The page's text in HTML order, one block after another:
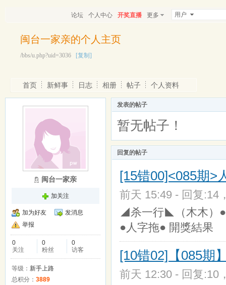
论坛 个人中心 开奖直播 更多 用户
闽台一家亲的个人主页
/bbs/u.php?uid=3036 [复制]
首页 新鲜事 日志 相册 帖子 个人资料
闽台一家亲
加关注
加为好友
发消息
举报
0
关注
0
粉丝
0
访客
等级： 新手上路
总积分： 3889
发表的帖子
暂无帖子！
回复的帖子
[15错00]<085期>
前天 15:49 - 回复:14
◢杀一行◣（木木）
●人字拖● 開獎結果
[10错02]【085期
前天 12:30 - 回复:10